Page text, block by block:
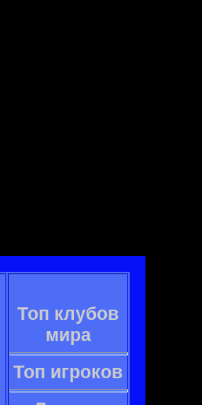
Топ клубов
мира
Топ игроков